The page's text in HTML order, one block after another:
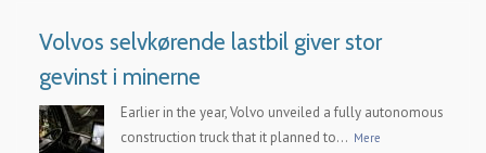
Volvos selvkørende lastbil giver stor
gevinst i minerne
Earlier in the year, Volvo unveiled a fully autonomous
construction truck that it planned to... Mere